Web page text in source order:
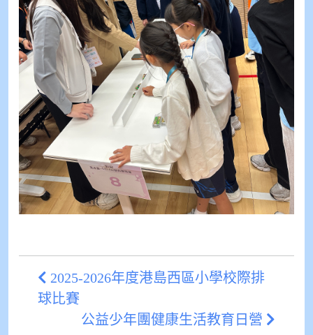
2025-2026年度港島西區小學校際排
球比賽
公益少年團健康生活教育日營